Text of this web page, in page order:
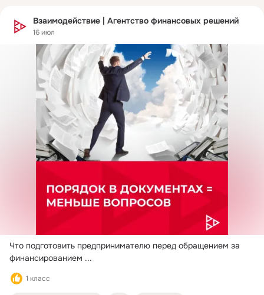
Взаимодействие | Агентство финансовых решений
16 июл
Что подготовить предпринимателю перед обращением за
финансированием ...
1 класс